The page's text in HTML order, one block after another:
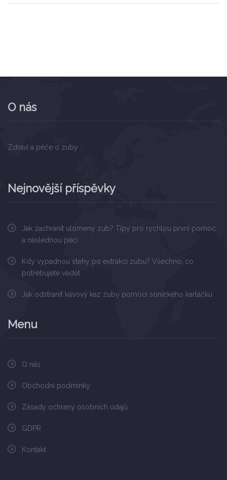
O nás
Zdraví a péče o zuby
Nejnovější příspěvky
Jak zachránit ulomený zub? Tipy pro rychlou první pomoc
a následnou péči
Kdy vypadnou stehy po extrakci zubu? Všechno, co
potřebujete vědět
Jak odstranit kávový kaz zuby pomocí sonického kartáčku
Menu
O nás
Obchodní podmínky
Zásady ochrany osobních údajů
GDPR
Kontakt